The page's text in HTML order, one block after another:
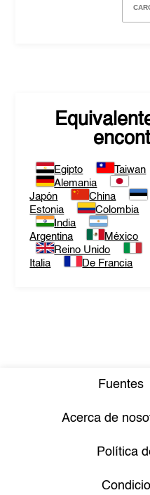
Egipto
Taiwan
Alemania
Japón
China
Estonia
Colombia
India
Argentina
México
Reino Unido
Italia
De Francia
Fuentes
Acerca de
Política